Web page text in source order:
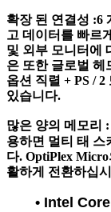
확장 된 연결성 :6
고 데이터를 빠르
및 외부 모니터에
은 또한 글로벌 헤
옵션 직렬 + PS /
있습니다.
많은 양의 메모리 :
용하면 멀티 태 스
다. OptiPlex
활하게 전환하십
• Intel